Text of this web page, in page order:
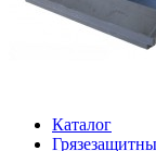
Каталог